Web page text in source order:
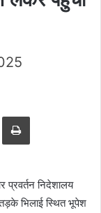
via Email Print
प्रवर्तन निदेशालय
भिलाई स्थित भूपेश